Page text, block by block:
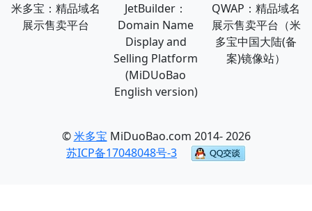
米多宝：精品域名
展示售卖平台
JetBuilder：
Domain Name
Display and
Selling Platform
(MiDUoBao
English version)
QWAP：精品域名
展示售卖平台（米
多宝中国大陆(备
案)镜像站）
©米多宝 MiDuoBao.com 2014- 2026
苏ICP备17048048号-3